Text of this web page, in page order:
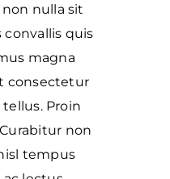
nulla sit
quis
magna
consectetur
Proin
non
tempus